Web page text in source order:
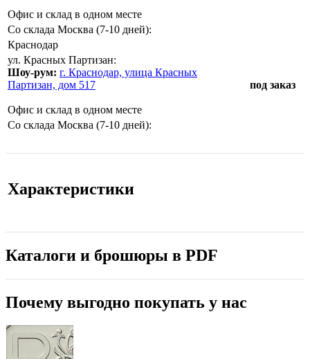
Офис и склад в одном месте
Со склада Москва (7-10 дней):
Краснодар
ул. Красных Партизан:
Шоу-рум: г. Краснодар, улица Красных
Партизан, дом 517
Офис и склад в одном месте
под заказ
Со склада Москва (7-10 дней):
Характеристики
Каталоги и брошюры в PDF
Почему выгодно покупать у нас